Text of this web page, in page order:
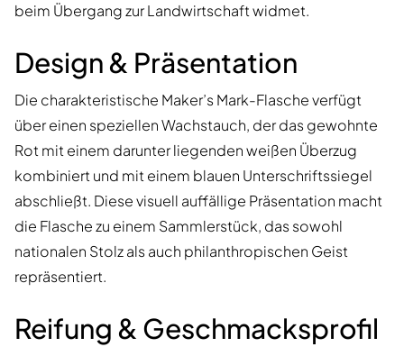
beim Übergang zur Landwirtschaft widmet.
Design & Präsentation
Die charakteristische Maker’s Mark-Flasche verfügt
über einen speziellen Wachstauch, der das gewohnte
Rot mit einem darunter liegenden weißen Überzug
kombiniert und mit einem blauen Unterschriftssiegel
abschließt. Diese visuell auffällige Präsentation macht
die Flasche zu einem Sammlerstück, das sowohl
nationalen Stolz als auch philanthropischen Geist
repräsentiert.
Reifung & Geschmacksprofil